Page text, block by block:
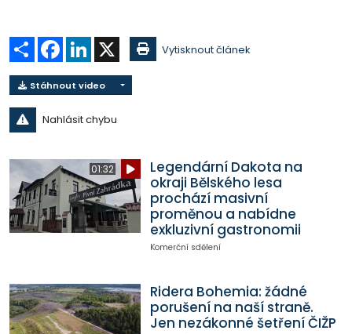
Sdílet Facebook
LinkedIn Vytisknout článek
Stáhnout video
Nahlásit chybu
01:32
Legendární Dakota na
okraji Bělského lesa
prochází masivní
proměnou a nabídne
exkluzivní gastronomii
Komerční sdělení
Ridera Bohemia: žádné
porušení na naší straně.
Jen nezákonné šetření ČIŽP